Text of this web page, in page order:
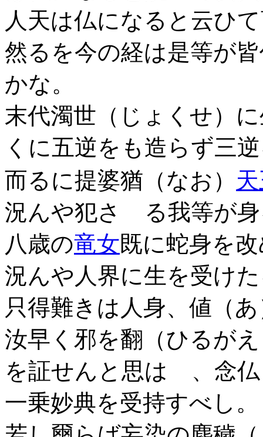
人天は仏になると云ひ
然るを今の経は是等が
かな。
末代濁世（じょくせ）
くに五逆をも造らず三
而るに提婆猶（なお）
況んや犯さゞる我等が
八歳の竜女既に蛇身を
況んや人界に生を受け
只得難きは人身、値（
汝早く邪を翻（ひるが
を証せんと思はゞ、念
一乗妙典を受持すべし。